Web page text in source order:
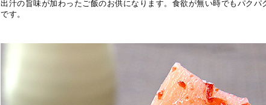
出汁の旨味が加わったご飯のお供になります。食欲が無い時でもパクパ
です。